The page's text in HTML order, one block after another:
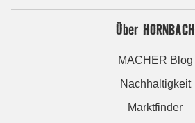
Über HORNBACH
MACHER Blog
Nachhaltigkeit
Marktfinder